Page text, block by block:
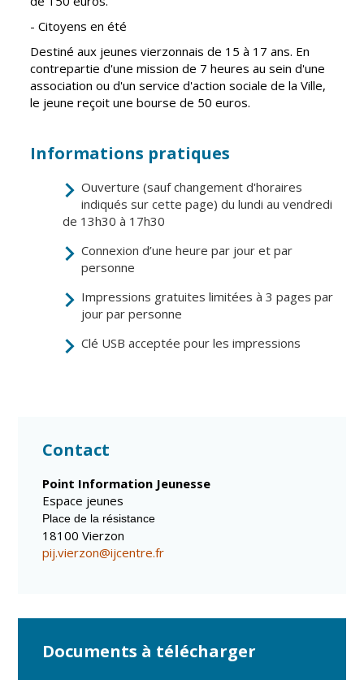
Pharmacies de
garde
Archives du
vendredi
Sports
sportifs
Annuaire des
Démarches
Propreté et
déchets
Espaces verts
Réglementation
publique
Conseil citoyen
- Citoyens en été
Destiné aux jeunes vierzonnais de 15 à 17 ans. En
contrepartie d'une mission de 7 heures au sein d'une
association ou d'un service d'action sociale de la Ville,
le jeune reçoit une bourse de 50 euros.
Informations pratiques
Ouverture (sauf changement d'horaires
indiqués sur cette page) du lundi au vendredi
de 13h30 à 17h30
Connexion d’une heure par jour et par
personne
Impressions gratuites limitées à 3 pages par
jour par personne
Clé USB acceptée pour les impressions
Contact
Point Information Jeunesse
Espace jeunes
Place de la résistance
18100 Vierzon
pij.vierzon@ijcentre.fr
Documents à télécharger